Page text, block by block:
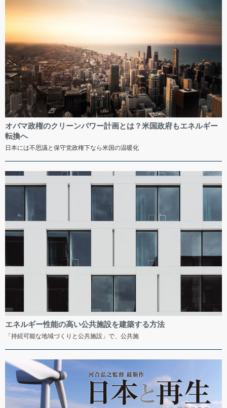
オバマ政権のクリーンパワー計画とは？米国政府もエネルギー
転換へ
日本には不思議と保守党政権下なら米国の温暖化
エネルギー性能の高い公共施設を建築する方法
「持続可能な地域づくりと公共施設」で、公共施